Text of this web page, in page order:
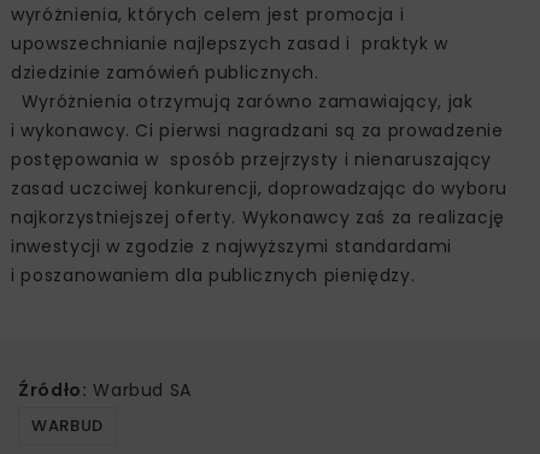
wyróżnienia, których celem jest promocja i
upowszechnianie najlepszych zasad i praktyk w
dziedzinie zamówień publicznych.
Wyróżnienia otrzymują zarówno zamawiający, jak
i wykonawcy. Ci pierwsi nagradzani są za prowadzenie
postępowania w sposób przejrzysty i nienaruszający
zasad uczciwej konkurencji, doprowadzając do wyboru
najkorzystniejszej oferty. Wykonawcy zaś za realizację
inwestycji w zgodzie z najwyższymi standardami
i poszanowaniem dla publicznych pieniędzy.
Źródło: Warbud SA
WARBUD